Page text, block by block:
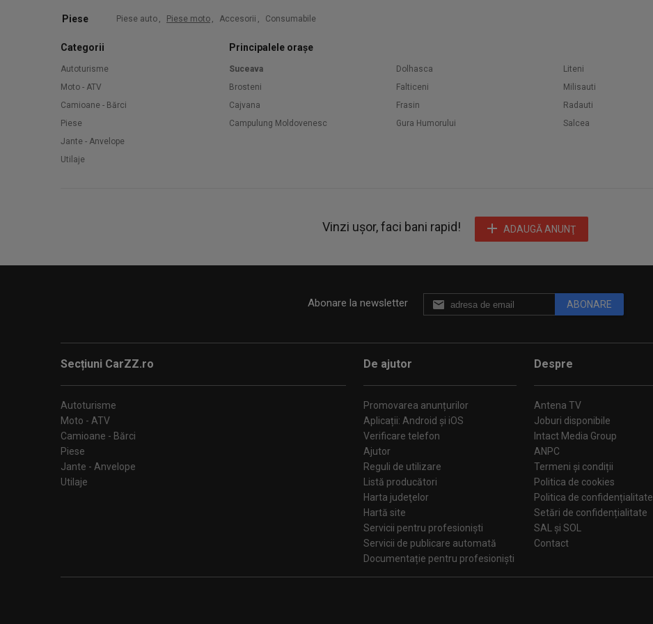
Piese Piese auto , Piese moto , Accesorii , Consumabile
Categorii
Autoturisme
Moto - ATV
Camioane - Bărci
Piese
Jante - Anvelope
Utilaje
Principalele orașe
Suceava
Brosteni
Cajvana
Campulung Moldovenesc
Dolhasca
Falticeni
Frasin
Gura Humorului
Liteni
Milisauti
Radauti
Salcea
Vinzi ușor, faci bani rapid! ADAUGĂ ANUNŢ
Abonare la newsletter ABONARE
Secțiuni CarZZ.ro
Autoturisme
Moto - ATV
Camioane - Bărci
Piese
Jante - Anvelope
Utilaje
De ajutor
Promovarea anunțurilor
Aplicații: Android și iOS
Verificare telefon
Ajutor
Reguli de utilizare
Listă producători
Harta judeţelor
Hartă site
Servicii pentru profesioniști
Servicii de publicare automată
Documentație pentru profesioniști
Despre
Antena TV
Joburi disponibile
Intact Media Group
ANPC
Termeni și condiții
Politica de cookies
Politica de confidențialitate
Setări de confidențialitate
SAL și SOL
Contact